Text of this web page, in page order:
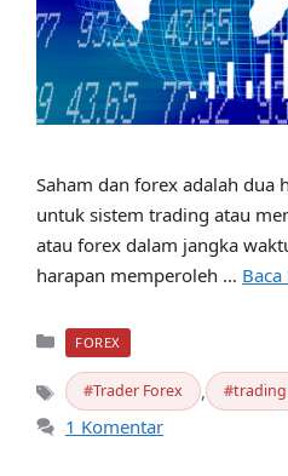
Saham dan forex adalah dua
untuk sistem trading atau
atau forex dalam jangka
harapan memperoleh …
Kategori
FOREX
Tag Trader Forex , trading
1 Komentar